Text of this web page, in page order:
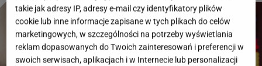
takie jak adresy IP, adresy e-mail czy identyfikatory plików
cookie lub inne informacje zapisane w tych plikach do celów
marketingowych, w szczególności na potrzeby wyświetlania
reklam dopasowanych do Twoich zainteresowań i preferencji w
swoich serwisach, aplikacjach i w Internecie lub personalizacji